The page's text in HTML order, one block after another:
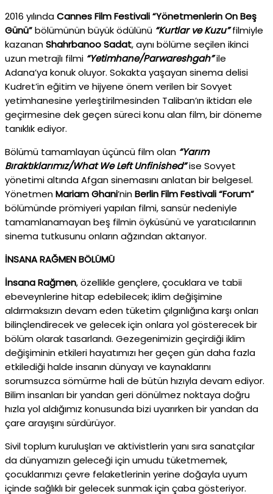
2016 yılındaCannes Film Festivali “Yönetmenlerin On Beş
Günü”bölümünün büyük ödülünü “Kurtlar ve Kuzu”filmiyle
kazananShahrbanoo Sadat, aynı bölüme seçilen ikinci
uzun metrajlı filmi “Yetimhane/Parwareshgah”ile
Adana’ya konuk oluyor. Sokakta yaşayan sinema delisi
Kudret’in eğitim ve hijyene önem verilen bir Sovyet
yetimhanesine yerleştirilmesinden Taliban’ın iktidarı ele
geçirmesine dek geçen süreci konu alan film, bir döneme
tanıklık ediyor.
Bölümü tamamlayan üçüncü film olan “Yarım
Bıraktıklarımız/What We Left Unfinished”ise Sovyet
yönetimi altında Afgan sinemasını anlatan bir belgesel.
YönetmenMariam Ghani’ninBerlin Film Festivali“Forum”
bölümünde prömiyeri yapılan filmi, sansür nedeniyle
tamamlanamayan beş filmin öyküsünü ve yaratıcılarının
sinema tutkusunu onların ağzından aktarıyor.
İNSANA RAĞMEN BÖLÜMÜ
İnsana Rağmen, özellikle gençlere, çocuklara ve tabii
ebeveynlerine hitap edebilecek; iklim değişimine
aldırmaksızın devam eden tüketim çılgınlığına karşı onları
bilinçlendirecek ve gelecek için onlara yol gösterecek bir
bölüm olarak tasarlandı. Gezegenimizin geçirdiği iklim
değişiminin etkileri hayatımızı her geçen gün daha fazla
etkilediği halde insanın dünyayı ve kaynaklarını
sorumsuzca sömürme hali de bütün hızıyla devam ediyor.
Bilim insanları bir yandan geri dönülmez noktaya doğru
hızla yol aldığımız konusunda bizi uyarırken bir yandan da
çare arayışını sürdürüyor.
Sivil toplum kuruluşları ve aktivistlerin yanı sıra sanatçılar
da dünyamızın geleceği için umudu tüketmemek,
çocuklarımızı çevre felaketlerinin yerine doğayla uyum
içinde sağlıklı bir gelecek sunmak için çaba gösteriyor.